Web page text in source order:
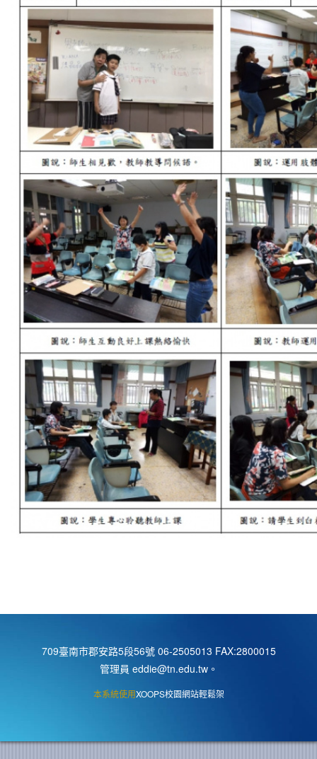
709臺南市郡安路5段56號 06-2505013 FAX:2800015
管理員 eddie@tn.edu.tw。
本系統使用XOOPS校園網站輕鬆架